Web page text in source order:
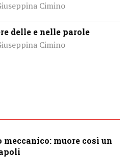
Cimino
delle e nelle parole
Cimino
muore così un